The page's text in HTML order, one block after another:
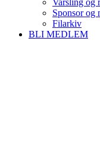
Varsling og
Sponsor og
Filarkiv
BLI MEDLEM